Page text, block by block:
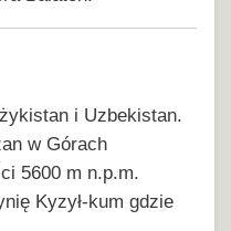
i Uzbekistan.
w Górach
5600 m n.p.m.
Kyzył-kum gdzie